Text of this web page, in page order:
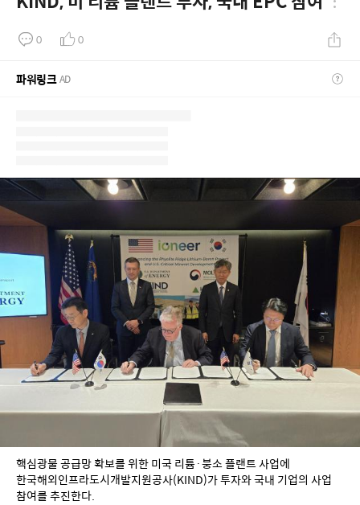
0 0
파워링크AD
핵심광물 공급망 확보를 위한 미국 리튬·붕소 플랜트 사업에
한국해외인프라도시개발지원공사(KIND)가 투자와 국내 기업의 사업
참여를 추진한다.